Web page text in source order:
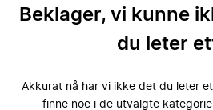
Beklager, vi kunne
du leter
Akkurat nå har vi ikke det du leter
finne noe i de utvalgte